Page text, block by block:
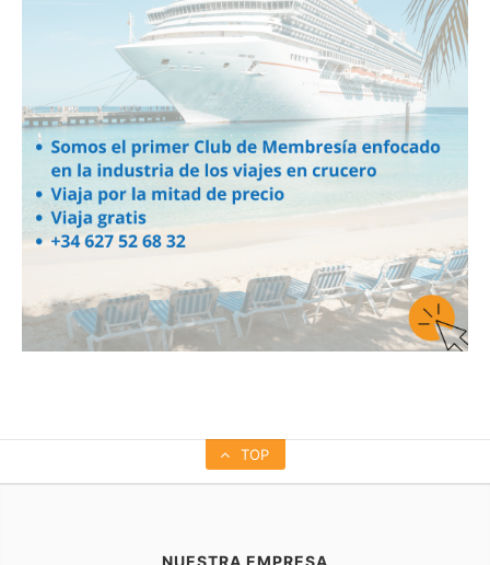
TOP
NUESTRA EMPRESA